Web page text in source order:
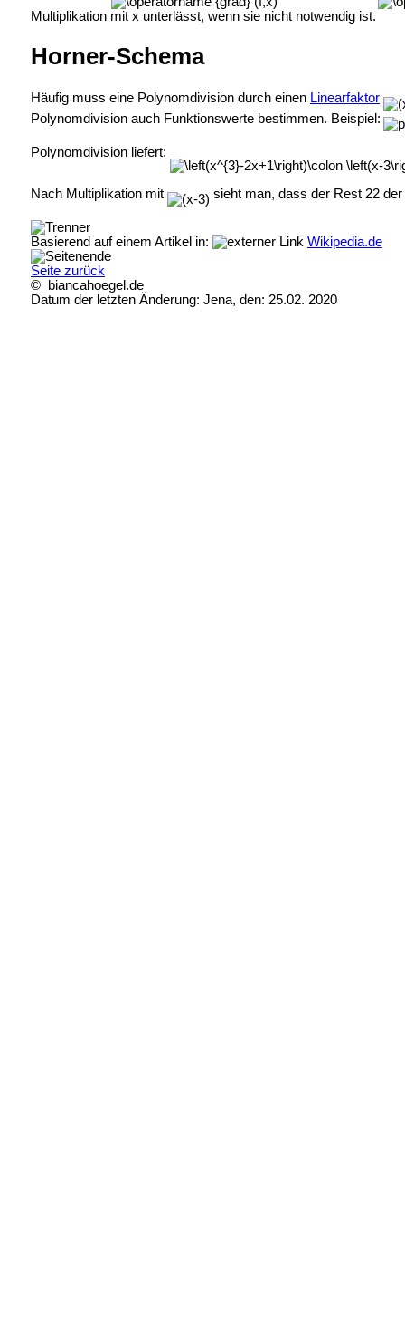
Multiplikation mit x unterlässt, wenn sie nicht notwendig ist.
Horner-Schema
Häufig muss eine Polynomdivision durch einen Linearfaktor
Polynomdivision auch Funktionswerte bestimmen. Beispiel:
Polynomdivision liefert:
Nach Multiplikation mit sieht man, dass der Rest 22
Basierend auf einem Artikel in:
Wikipedia.de
Seite zurück
© biancahoegel.de
Datum der letzten Änderung: Jena, den: 25.02. 2020